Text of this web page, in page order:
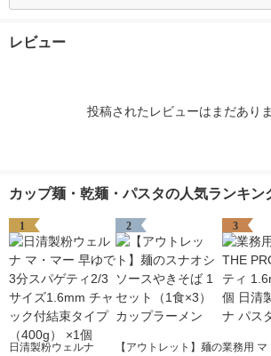
レビュー
投稿されたレビューはまだありま
カップ麺・乾麺・パスタの人気ランキン
1
日清製粉ウェルナ
2
【アウトレット】麺の
3
業務用 マ